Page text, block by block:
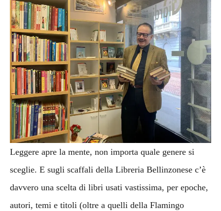
Leggere apre la mente, non importa quale genere si
sceglie. E sugli scaffali della Libreria Bellinzonese c’è
davvero una scelta di libri usati vastissima, per epoche,
autori, temi e titoli (oltre a quelli della Flamingo